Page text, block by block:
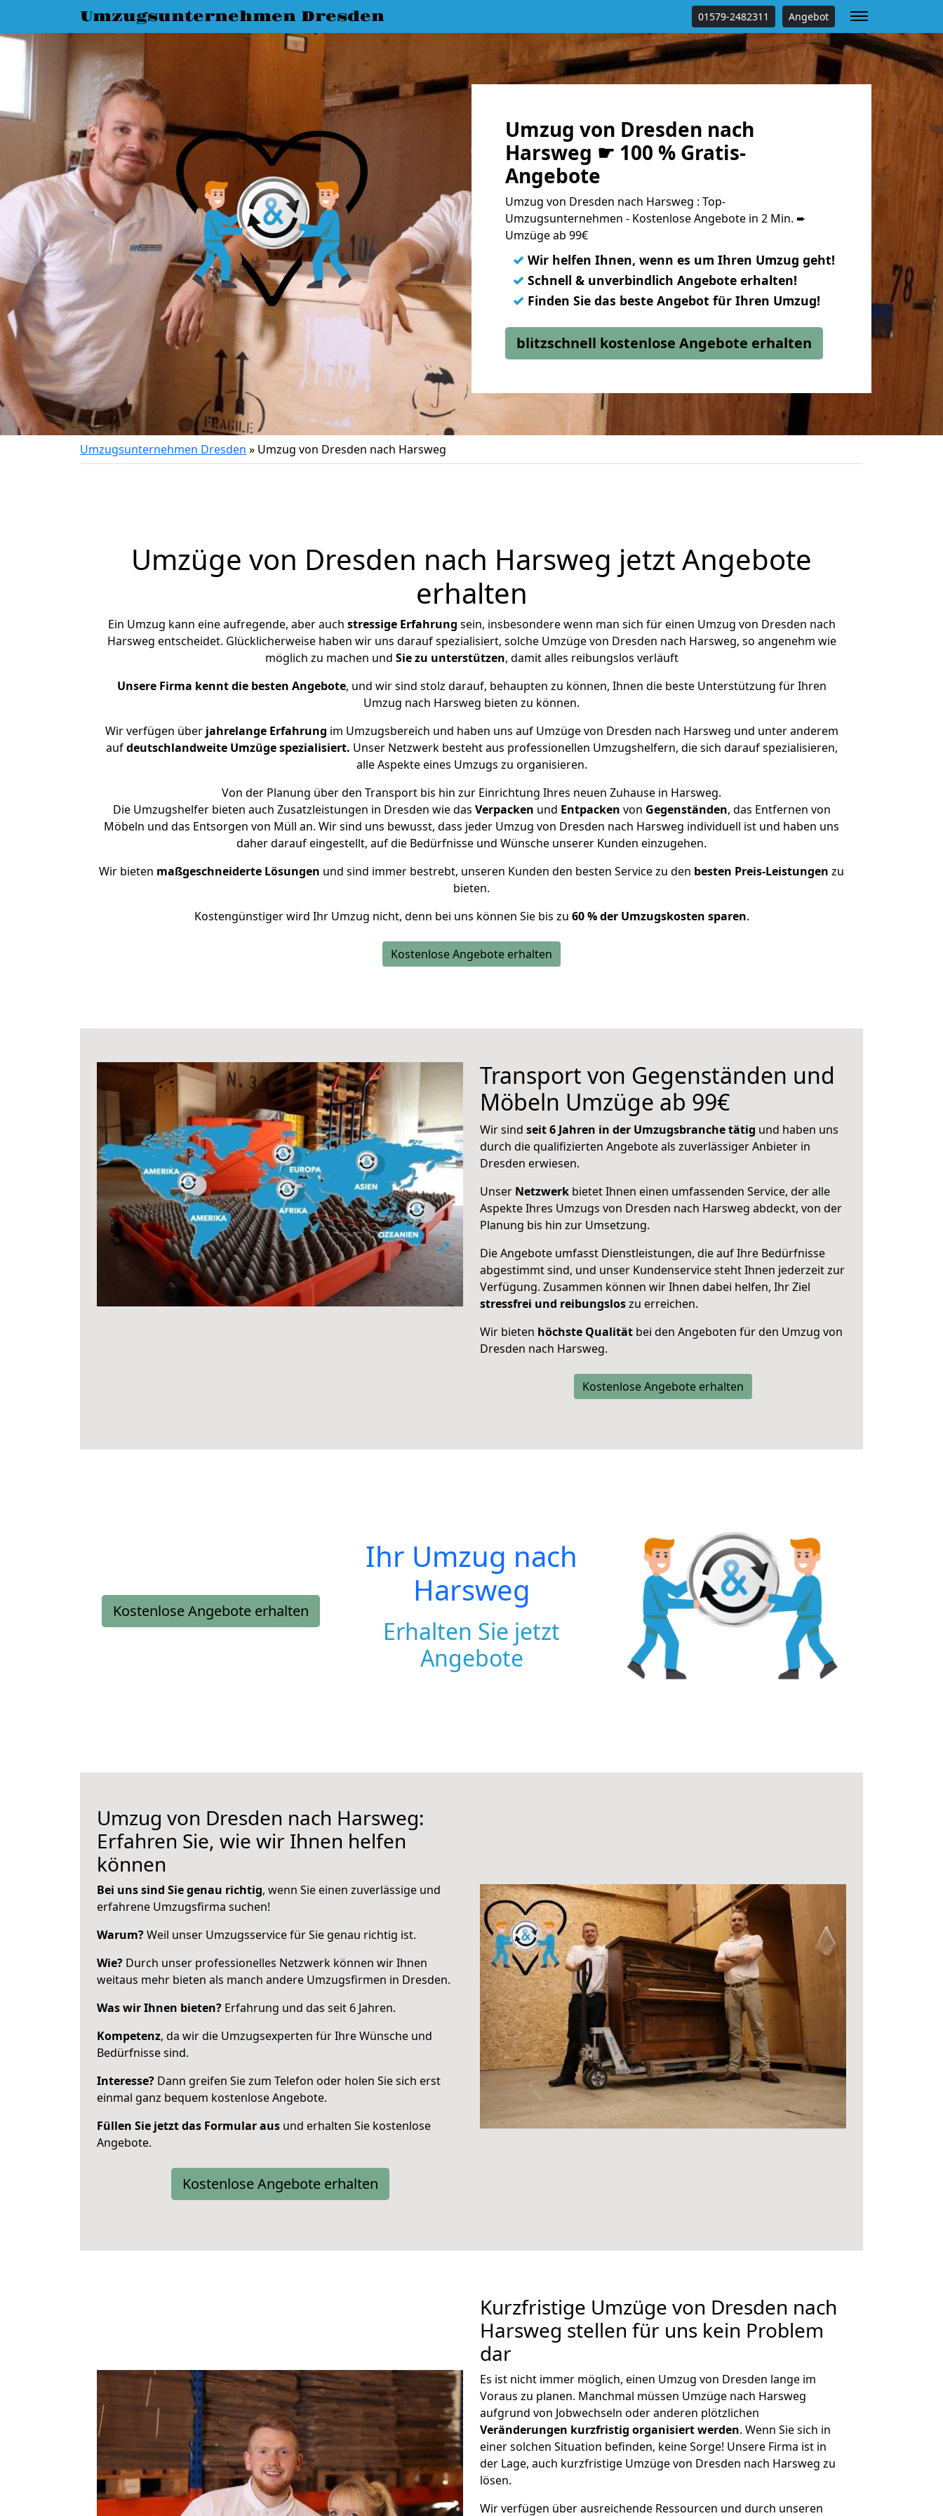
Umzugsunternehmen Dresden 01579-2482311 Angebot
Umzug von Dresden nach
Harsweg ☛ 100 % Gratis-
Angebote
Umzug von Dresden nach Harsweg : Top-
Umzugsunternehmen - Kostenlose Angebote in 2 Min. ➨
Umzüge ab 99€
✓ Wir helfen Ihnen, wenn es um Ihren Umzug geht!
✓ Schnell & unverbindlich Angebote erhalten!
✓ Finden Sie das beste Angebot für Ihren Umzug!
blitzschnell kostenlose Angebote erhalten
Umzugsunternehmen Dresden » Umzug von Dresden nach Harsweg
Umzüge von Dresden nach Harsweg jetzt Angebote
erhalten
Ein Umzug kann eine aufregende, aber auch stressige Erfahrung sein, insbesondere wenn man sich für einen Umzug von Dresden nach
Harsweg entscheidet. Glücklicherweise haben wir uns darauf spezialisiert, solche Umzüge von Dresden nach Harsweg, so angenehm wie
möglich zu machen und Sie zu unterstützen, damit alles reibungslos verläuft
Unsere Firma kennt die besten Angebote, und wir sind stolz darauf, behaupten zu können, Ihnen die beste Unterstützung für Ihren
Umzug nach Harsweg bieten zu können.
Wir verfügen überjahrelange Erfahrung im Umzugsbereich und haben uns auf Umzüge von Dresden nach Harsweg und unter anderem
aufdeutschlandweite Umzüge spezialisiert. Unser Netzwerk besteht aus professionellen Umzugshelfern, die sich darauf spezialisieren,
alle Aspekte eines Umzugs zu organisieren.
Von der Planung über den Transport bis hin zur Einrichtung Ihres neuen Zuhause in Harsweg.
Die Umzugshelfer bieten auch Zusatzleistungen in Dresden wie das Verpacken und Entpacken von Gegenständen, das Entfernen von
Möbeln und das Entsorgen von Müll an. Wir sind uns bewusst, dass jeder Umzug von Dresden nach Harsweg individuell ist und haben uns
daher darauf eingestellt, auf die Bedürfnisse und Wünsche unserer Kunden einzugehen.
Wir bieten maßgeschneiderte Lösungen und sind immer bestrebt, unseren Kunden den besten Service zu den besten Preis-Leistungen zu
bieten.
Kostengünstiger wird Ihr Umzug nicht, denn bei uns können Sie bis zu 60 % der Umzugskosten sparen.
Kostenlose Angebote erhalten
Transport von Gegenständen und
Möbeln Umzüge ab 99€
Wir sind seit 6 Jahren in der Umzugsbranche tätig und haben uns
durch die qualifizierten Angebote als zuverlässiger Anbieter in
Dresden erwiesen.
Unser Netzwerk bietet Ihnen einen umfassenden Service, der alle
Aspekte Ihres Umzugs von Dresden nach Harsweg abdeckt, von der
Planung bis hin zur Umsetzung.
Die Angebote umfasst Dienstleistungen, die auf Ihre Bedürfnisse
abgestimmt sind, und unser Kundenservice steht Ihnen jederzeit zur
Verfügung. Zusammen können wir Ihnen dabei helfen, Ihr Ziel
stressfrei und reibungsloszu erreichen.
Wir bieten höchste Qualität bei den Angeboten für den Umzug von
Dresden nach Harsweg.
Kostenlose Angebote erhalten
Kostenlose Angebote erhalten
Ihr Umzug nach
Harsweg
Erhalten Sie jetzt
Angebote
Umzug von Dresden nach Harsweg:
Erfahren Sie, wie wir Ihnen helfen
können
Bei uns sind Sie genau richtig, wenn Sie einen zuverlässige und
erfahrene Umzugsfirma suchen!
Warum?Weil unser Umzugsservice für Sie genau richtig ist.
Wie? Durch unser professionelles Netzwerk können wir Ihnen
weitaus mehr bieten als manch andere Umzugsfirmen in Dresden.
Was wir Ihnen bieten? Erfahrung und das seit 6 Jahren.
Kompetenz, da wir die Umzugsexperten für Ihre Wünsche und
Bedürfnisse sind.
Interesse? Dann greifen Sie zum Telefon oder holen Sie sich erst
einmal ganz bequem kostenlose Angebote.
Füllen Sie jetzt das Formular aus und erhalten Sie kostenlose
Angebote.
Kostenlose Angebote erhalten
Kurzfristige Umzüge von Dresden nach
Harsweg stellen für uns kein Problem
dar
Es ist nicht immer möglich, einen Umzug von Dresden lange im
Voraus zu planen. Manchmal müssen Umzüge nach Harsweg
aufgrund von Jobwechseln oder anderen plötzlichen
Veränderungen kurzfristig organisiert werden. Wenn Sie sich in
einer solchen Situation befinden, keine Sorge! Unsere Firma ist in
der Lage, auch kurzfristige Umzüge von Dresden nach Harsweg zu
lösen.
Wir verfügen über ausreichende Ressourcen und durch unseren